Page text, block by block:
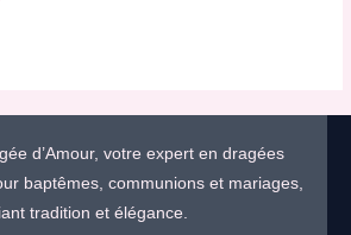
d’Amour, votre expert en dragées
baptêmes, communions et mariages,
tradition et élégance.